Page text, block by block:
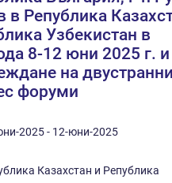
в Република
Узбекистан в
8-12 юни 2025 г. и
на двустранни
форуми
2025 - 12-юни-2025
Казахстан и Република